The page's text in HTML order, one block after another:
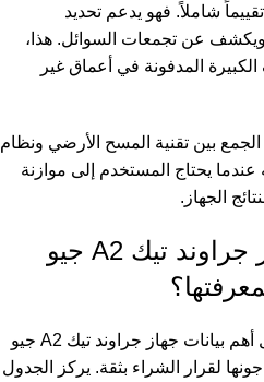
شاملاً. فهو يدعم تحديد
ويكشف عن تجمعات السوائل. هذا،
المدفونة في أعماق غير
بين تقنية المسح الأرضي ونظام
عندما يحتاج المستخدم إلى موازنة
الجهاز.
ما هي مواصفات جهاز جراوند تيك A2 جيو
نوفر لكم في هذا الجدول الشامل أهم بيانات جهاز جراوند تيك A2 جيو
لقرار الشراء بثقة. يركز الجدول